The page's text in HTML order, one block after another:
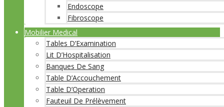
Endoscope
Fibroscope
Mobilier Medical
Tables D’Examination
Lit D’Hospitalisation
Banques De Sang
Table D’Accouchement
Table D’Operation
Fauteuil De Prélèvement